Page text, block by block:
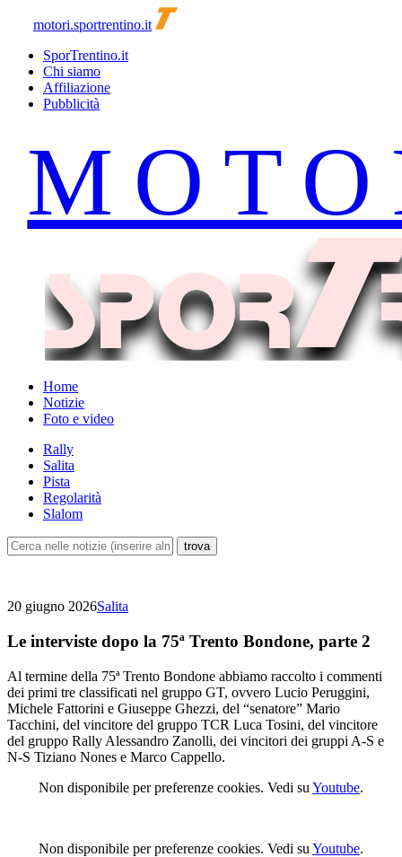
motori.sportrentino.it
SporTrentino.it
Chi siamo
Affiliazione
Pubblicità
Home
Notizie
Foto e video
Rally
Salita
Pista
Regolarità
Slalom
20 giugno 2026Salita
Le interviste dopo la 75ª Trento Bondone, parte 2
Al termine della 75ª Trento Bondone abbiamo raccolto i commenti
dei primi tre classificati nel gruppo GT, ovvero Lucio Peruggini,
Michele Fattorini e Giuseppe Ghezzi, del “senatore” Mario
Tacchini, del vincitore del gruppo TCR Luca Tosini, del vincitore
del gruppo Rally Alessandro Zanolli, dei vincitori dei gruppi A-S e
N-S Tiziano Nones e Marco Cappello.
Non disponibile per preferenze cookies. Vedi su Youtube.
Non disponibile per preferenze cookies. Vedi su Youtube.